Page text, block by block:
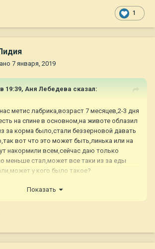
1
7 января, 2019
19:39, Аня Лебедева сказал:
метис лабрика,возраст 7 месяцев,2-3 дня
на спине в основном,на животе облазил
за корма было,стали беззерновой давать
вот что это может быть,линька или на
накормили всем,сейчас даю только
меньше стал,может все таки из за еды
у кого было такое?
Показать